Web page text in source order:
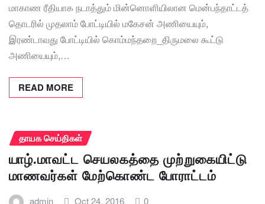
மாகாண ரீதியாக நடாத்தும் மின்னொளியிலான மென்பந்தாட்டத்
தொடரில் முதலாம் போட்டியில் மகேசன் அணியையும்,
இரண்டாவது போட்டியில் கொம்மந்தறை_திருமலை கூட்டு
அணியையும்,…
READ MORE
தாயக செய்திகள்
யாழ்.மாவட்ட செயலகத்தை முற்றுகையிட்டு
மாணவர்கள் மேற்கொண்ட போராட்டம்
admin Oct 24, 2016 0